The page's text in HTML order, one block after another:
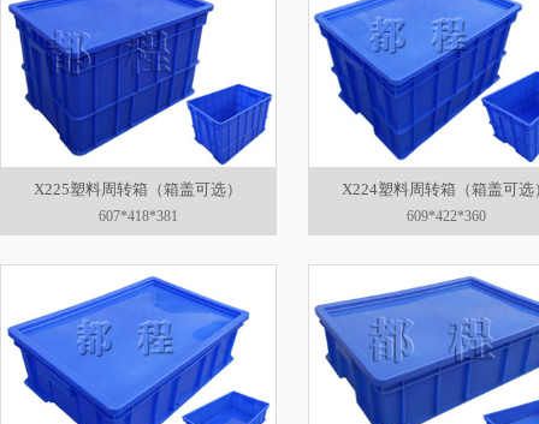
X225塑料周转箱（箱盖可选）
607*418*381
X224塑料周转箱（箱盖可选
609*422*360